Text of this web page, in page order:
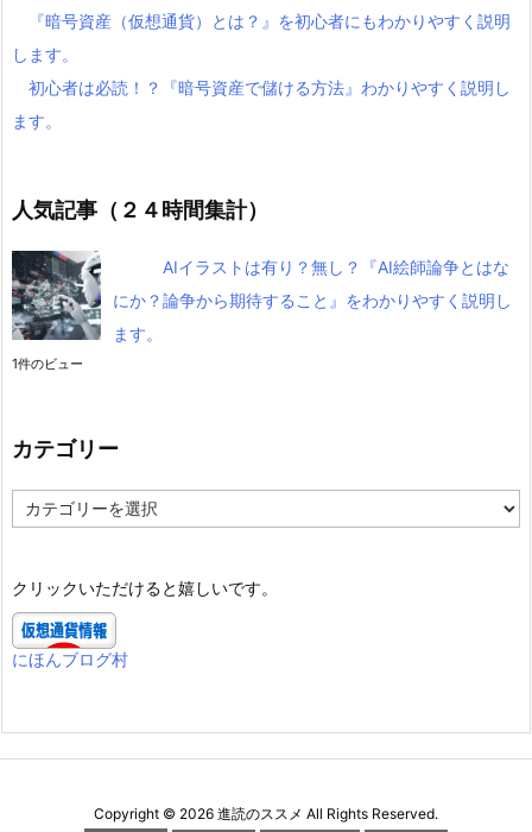
『暗号資産（仮想通貨）とは？』を初心者にもわかりやすく説明
します。
初心者は必読！？『暗号資産で儲ける方法』わかりやすく説明し
ます。
人気記事（２４時間集計）
AIイラストは有り？無し？『AI絵師論争とはな
にか？論争から期待すること』をわかりやすく説明し
ます。
1件のビュー
カテゴリー
テ
ー
クリックいただけると嬉しいです。
にほんブログ村
Copyright © 2026 進読のススメ All Rights Reserved.